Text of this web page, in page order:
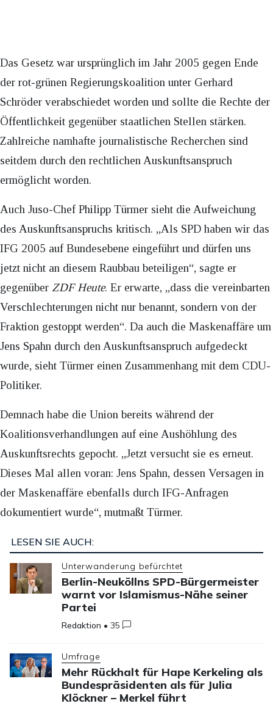
Das Gesetz war ursprünglich im Jahr 2005 gegen Ende
der rot-grünen Regierungskoalition unter Gerhard
Schröder verabschiedet worden und sollte die Rechte der
Öffentlichkeit gegenüber staatlichen Stellen stärken.
Zahlreiche namhafte journalistische Recherchen sind
seitdem durch den rechtlichen Auskunftsanspruch
ermöglicht worden.
Auch Juso-Chef Philipp Türmer sieht die Aufweichung
des Auskunftsanspruchs kritisch. „Als SPD haben wir das
IFG 2005 auf Bundesebene eingeführt und dürfen uns
jetzt nicht an diesem Raubbau beteiligen“, sagte er
gegenüber ZDF Heute. Er erwarte, „dass die vereinbarten
Verschlechterungen nicht nur benannt, sondern von der
Fraktion gestoppt werden“. Da auch die Maskenaffäre um
Jens Spahn durch den Auskunftsanspruch aufgedeckt
wurde, sieht Türmer einen Zusammenhang mit dem CDU-
Politiker.
Demnach habe die Union bereits während der
Koalitionsverhandlungen auf eine Aushöhlung des
Auskunftsrechts gepocht. „Jetzt versucht sie es erneut.
Dieses Mal allen voran: Jens Spahn, dessen Versagen in
der Maskenaffäre ebenfalls durch IFG-Anfragen
dokumentiert wurde“, mutmaßt Türmer.
LESEN SIE AUCH:
Unterwanderung befürchtet
Berlin-Neuköllns SPD-Bürgermeister
warnt vor Islamismus-Nähe seiner
Partei
Redaktion •35
Umfrage
Mehr Rückhalt für Hape Kerkeling als
Bundespräsidenten als für Julia
Klöckner – Merkel führt